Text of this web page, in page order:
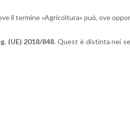
il ter­mi­ne «Agri­col­tu­ra» può, ove
(UE) 2018/848. Quest è di­stin­ta nei